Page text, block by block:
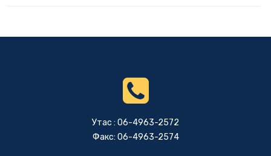
Утас : 06-4963-2572
Факс: 06-4963-2574